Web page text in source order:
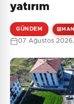
yatırım
GÜNDEM
07 Ağustos 2026,